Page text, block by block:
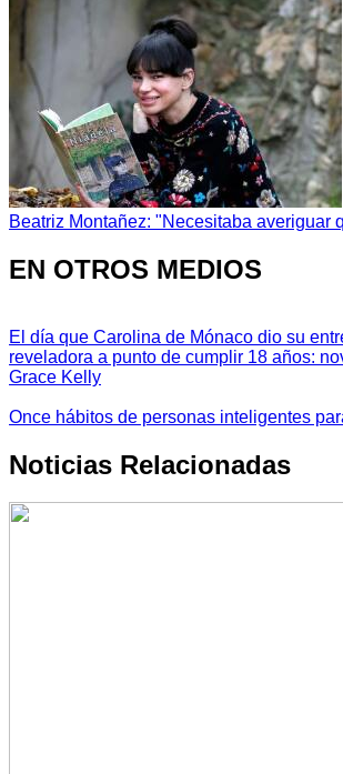
Beatriz Montañez: "Necesitaba averiguar
EN OTROS MEDIOS
El día que Carolina de Mónaco dio su
reveladora a punto de cumplir 18 años:
Grace Kelly
Once hábitos de personas inteligentes
Noticias Relacionadas